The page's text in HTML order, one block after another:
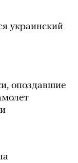
украинский
опоздавшие